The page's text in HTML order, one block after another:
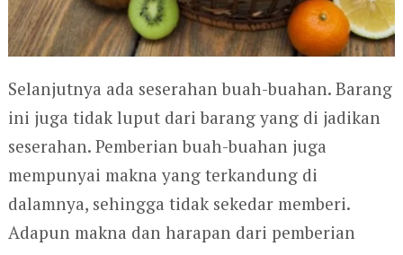
Selanjutnya ada seserahan buah-buahan. Barang
ini juga tidak luput dari barang yang di jadikan
seserahan. Pemberian buah-buahan juga
mempunyai makna yang terkandung di
dalamnya, sehingga tidak sekedar memberi.
Adapun makna dan harapan dari pemberian